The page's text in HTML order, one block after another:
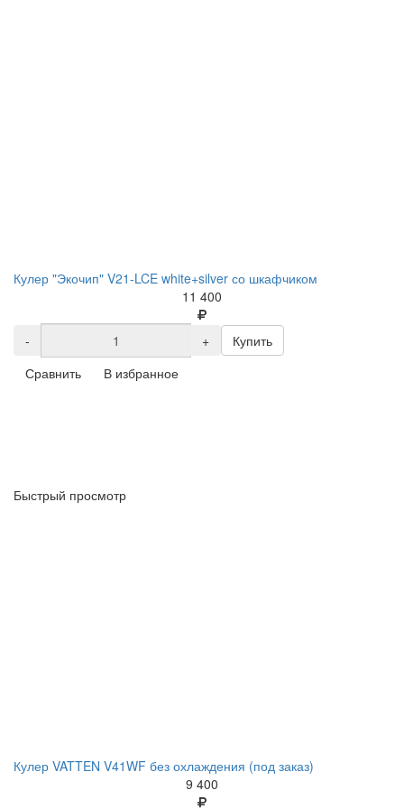
Кулер "Экочип" V21-LCE white+silver со шкафчиком
11 400
- +
Купить
Сравнить
В избранное
Быстрый просмотр
Кулер VATTEN V41WF без охлаждения (под заказ)
9 400